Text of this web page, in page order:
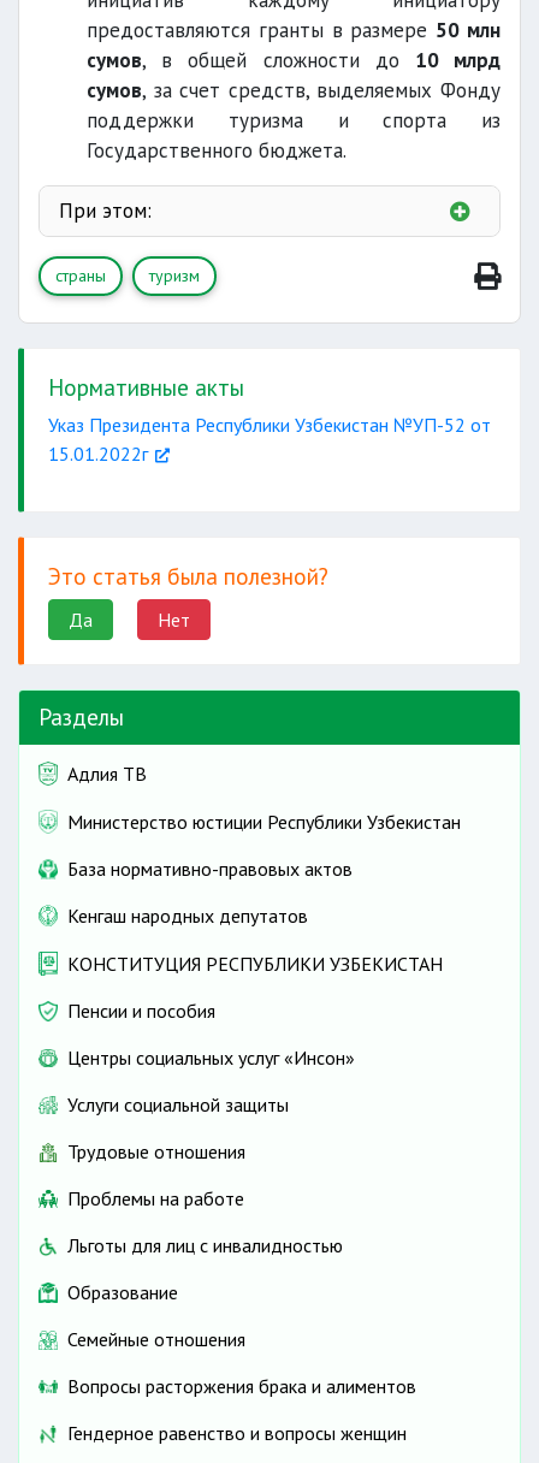
предоставляются гранты в размере 50 млн
сумов, в общей сложности до 10 млрд
сумов, за счет средств, выделяемых Фонду
поддержки туризма и спорта из
Государственного бюджета.
При этом:
200 иностранных туристов
страны туризм
Нормативные акты
Указ Президента Республики Узбекистан №УП-52 от
15.01.2022г
Это статья была полезной?
Да Нет
Разделы
Адлия ТВ
Министерство юстиции Республики Узбекистан
База нормативно-правовых актов
Кенгаш народных депутатов
КОНСТИТУЦИЯ РЕСПУБЛИКИ УЗБЕКИСТАН
Пенсии и пособия
Центры социальных услуг «Инсон»
Услуги социальной защиты
Трудовые отношения
Проблемы на работе
Льготы для лиц с инвалидностью
Образование
Семейные отношения
Вопросы расторжения брака и алиментов
Гендерное равенство и вопросы женщин